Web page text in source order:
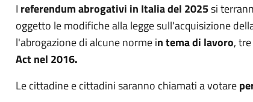
I referendum abrogativi in Italia del 2025si
oggetto le modifiche alla legge sull'acquisizione
l'abrogazione di alcune norme in tema di lavoro,
Act nel 2016.
Le cittadine e cittadini saranno chiamati a votare